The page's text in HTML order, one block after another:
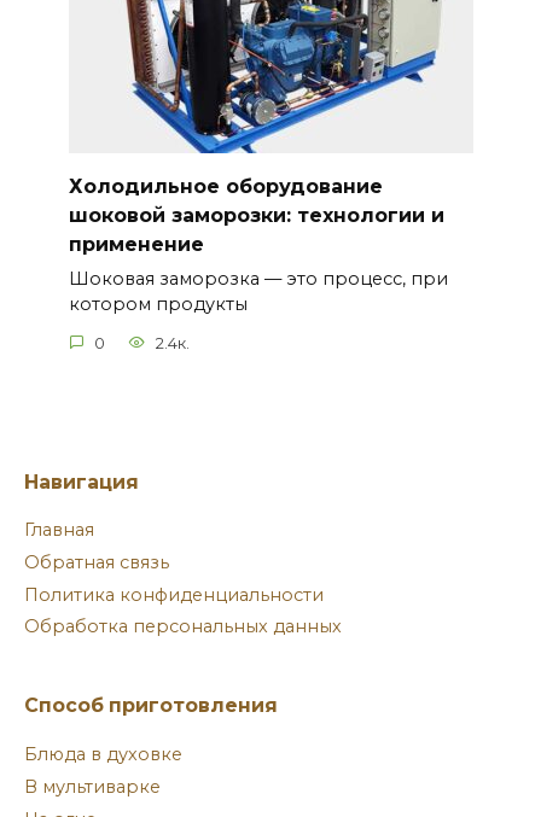
Холодильное оборудование
шоковой заморозки: технологии и
применение
Шоковая заморозка — это процесс, при
котором продукты
0 2.4к.
Навигация
Главная
Обратная связь
Политика конфиденциальности
Обработка персональных данных
Способ приготовления
Блюда в духовке
В мультиварке